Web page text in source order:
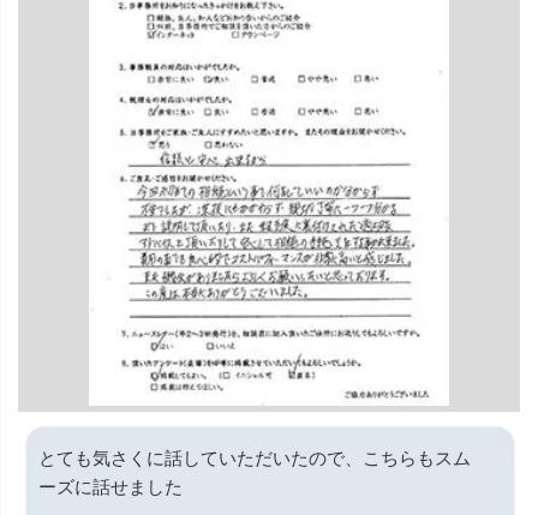
とても気さくに話していただいたので、こちらもスム
ーズに話せました